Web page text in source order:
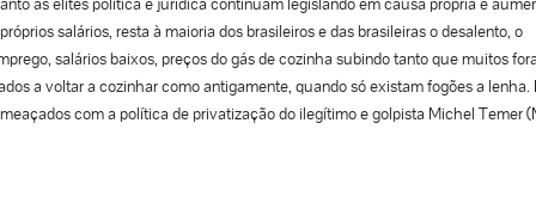
salários, resta à maioria dos brasileiros e das brasileiras o desalento, o
salários baixos, preços do gás de cozinha subindo tanto que muitos
a voltar a cozinhar como antigamente, quando só existam fogões a lenha.
com a política de privatização do ilegítimo e golpista Michel Temer
que quer vender o patrimônio nacional, aumentando ainda mais o desemprego.